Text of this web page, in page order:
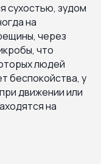
сухостью, зудом
на
через
что
людей
беспокойства, у
движении или
на